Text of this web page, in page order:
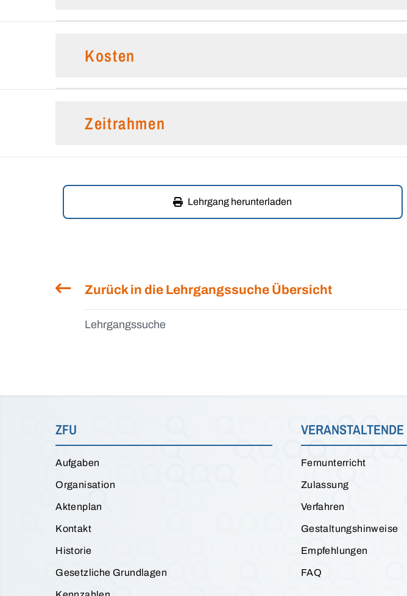
Kosten
Zeitrahmen
Lehrgang herunterladen
Zurück in die Lehrgangssuche Übersicht
Lehrgangssuche
ZFU
Aufgaben
Organisation
Aktenplan
Kontakt
Historie
Gesetzliche Grundlagen
VERANSTALTENDE
Fernunterricht
Zulassung
Verfahren
Gestaltungshinweise
Empfehlungen
FAQ